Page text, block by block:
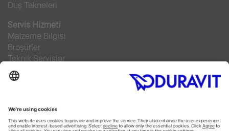
Duş Tekneleri
Servis Hizmeti
Malzeme Bilgisi
Broşürler
Teknik Servisler
Sıkça sorulan sorular
Facebook
Instagram
Pinterest
RSS-Feed